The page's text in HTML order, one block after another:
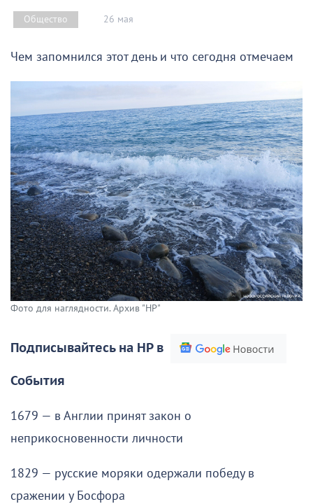
Общество 26 мая
Чем запомнился этот день и что сегодня отмечаем
Фото для наглядности. Архив "НР"
Подписывайтесь на НР в
События
1679 — в Англии принят закон о
неприкосновенности личности
1829 — русские моряки одержали победу в
сражении у Босфора